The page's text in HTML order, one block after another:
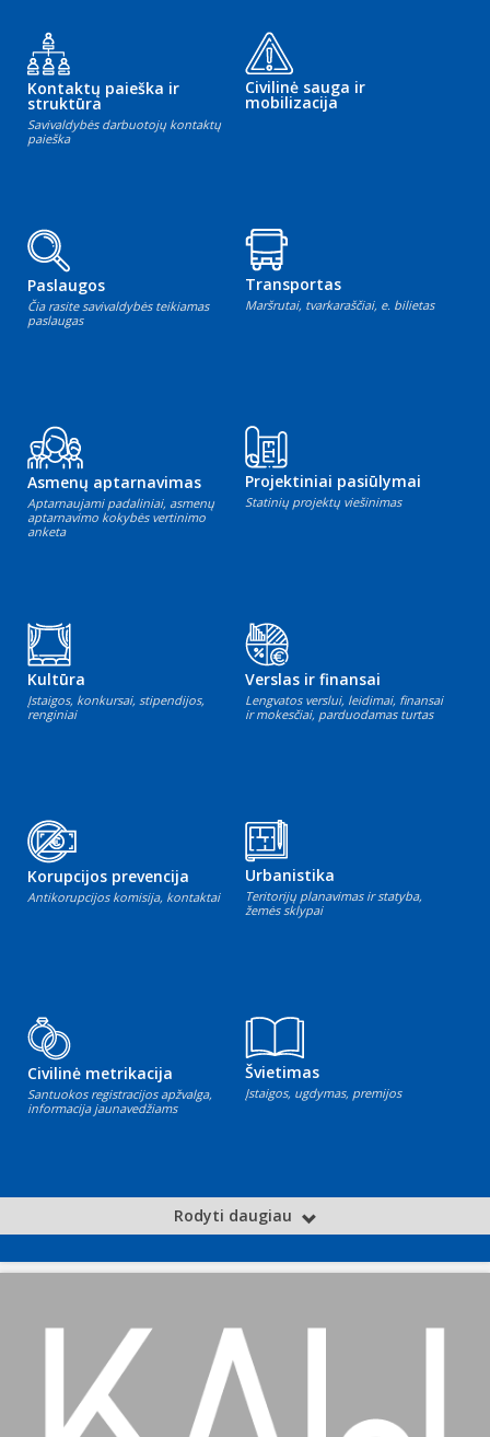
Kontaktų paieška ir
struktūra
Savivaldybės darbuotojų kontaktų
paieška
Civilinė sauga ir
mobilizacija
Paslaugos
Čia rasite savivaldybės teikiamas
paslaugas
Transportas
Maršrutai, tvarkaraščiai, e. bilietas
Asmenų aptarnavimas
Aptarnaujami padaliniai, asmenų
aptarnavimo kokybės vertinimo
anketa
Projektiniai pasiūlymai
Statinių projektų viešinimas
Kultūra
Įstaigos, konkursai, stipendijos,
renginiai
Verslas ir finansai
Lengvatos verslui, leidimai, finansai
ir mokesčiai, parduodamas turtas
Korupcijos prevencija
Antikorupcijos komisija, kontaktai
Urbanistika
Teritorijų planavimas ir statyba,
žemės sklypai
Civilinė metrikacija
Santuokos registracijos apžvalga,
informacija jaunavedžiams
Švietimas
Įstaigos, ugdymas, premijos
Rodyti daugiau